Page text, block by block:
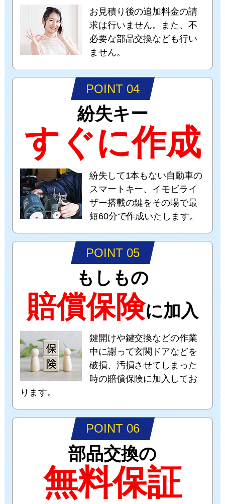
お見積り後の追加料金の請
求は行いません。また、不
必要な部品交換なども行い
ません。
POINT 04
紛失キー
すぐに作成
紛失して1本もない自動車の
スマートキー、イモビライ
ザー搭載の鍵をその場で最
短60分で作成いたします。
POINT 05
もしもの
賠償保険に加入
鍵開けや鍵交換などの作業
中に謝って玄関ドアなどを
破損、汚損させてしまった
時の賠償保険に加入してお
ります。
POINT 06
部品交換の
無料保証